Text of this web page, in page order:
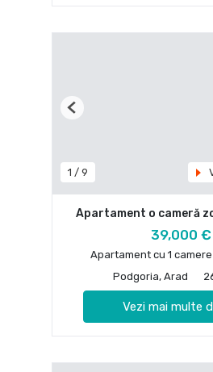
1 / 9
Previous
Apartament o cameră
39,000 €
Apartament cu 1
Podgoria, Arad
Vezi mai multe